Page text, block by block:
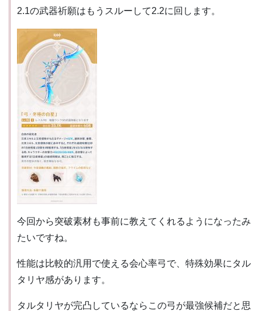
2.1の武器祈願はもうスルーして2.2に回します。
今回から突破素材も事前に教えてくれるようになったみ
たいですね。
性能は比較的汎用で使える会心率弓で、特殊効果にタル
タリヤ感があります。
タルタリヤが完凸しているならこの弓が最強候補だと思